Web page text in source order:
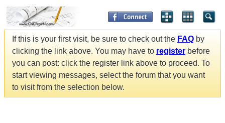
If this is your first visit, be sure to check out the FAQ by
clicking the link above. You may have to register before
you can post: click the register link above to proceed. To
start viewing messages, select the forum that you want
to visit from the selection below.